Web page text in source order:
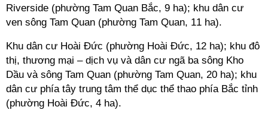
Riverside (phường Tam Quan Bắc, 9 ha); khu dân cư
ven sông Tam Quan (phường Tam Quan, 11 ha).
Khu dân cư Hoài Đức (phường Hoài Đức, 12 ha); khu đô
thị, thương mại – dịch vụ và dân cư ngã ba sông Kho
Dầu và sông Tam Quan (phường Tam Quan, 20 ha); khu
dân cư phía tây trung tâm thể dục thể thao phía Bắc tỉnh
(phường Hoài Đức, 4 ha).